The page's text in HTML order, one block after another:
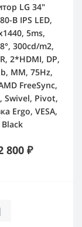
LG 34"
B IPS LED,
5ms,
300cd/m2,
2*HDMI, DP,
MM, 75Hz,
FreeSync,
Swivel, Pivot,
Ergo, VESA,
Black
800 ₽